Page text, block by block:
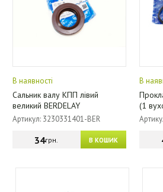
В наявності
Сальник валу КПП лівий
великий BERDELAY
Артикул: 3230331401-BER
В КОШИК
34грн.
В
(1